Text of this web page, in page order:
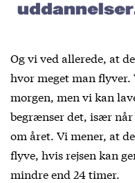
Og vi ved allerede, at
hvor meget man flyver.
morgen, men vi kan
begrænser det, især
om året. Vi mener, at
flyve, hvis rejsen kan
mindre end 24 timer.